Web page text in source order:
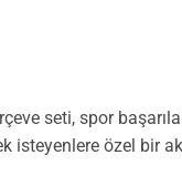
seti, spor
isteyenlere özel bir